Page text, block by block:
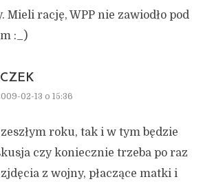
Mieli rację, WPP nie zawiodło pod
:_)
02-13 o 15:36
roku, tak i w tym będzie
czy koniecznie trzeba po raz
z wojny, płaczące matki i